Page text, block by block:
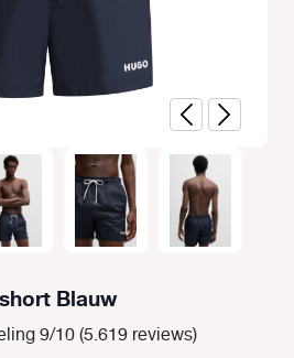
Blauw
9/10 (5.619 reviews)